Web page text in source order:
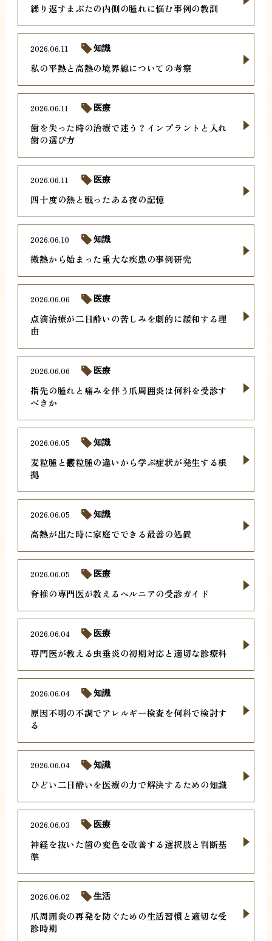
繰り返すまぶたの内側の腫れに悩む事例の教訓
私の平熱と高熱の境界線についての考察
2026.06.11 知識
歯を失った時の治療で迷う？インプラントと入れ
歯の選び方
2026.06.11 医療
四十度の熱と戦ったある夜の記憶
2026.06.11 医療
微熱から始まった重大な疾患の事例研究
2026.06.10 知識
点滴治療が二日酔いの苦しみを劇的に緩和する理
由
2026.06.06 医療
指先の腫れと痛みを伴う爪周囲炎は何科を受診す
べきか
2026.06.06 医療
麦粒腫と霰粒腫の違いから学ぶ症状が発生する根
拠
2026.06.05 知識
高熱が出た時に家庭でできる最善の処置
2026.06.05 知識
脊椎の専門医が教えるヘルニアの受診ガイド
2026.06.05 医療
専門医が教える虫垂炎の初期対応と適切な診療科
2026.06.04 医療
原因不明の不調でアレルギー検査を何科で検討す
る
2026.06.04 知識
ひどい二日酔いを医療の力で解決するための知識
2026.06.04 知識
神経を抜いた歯の変色を改善する選択肢と判断基
準
2026.06.03 医療
爪周囲炎の再発を防ぐための生活習慣と適切な受
診時期
2026.06.02 生活